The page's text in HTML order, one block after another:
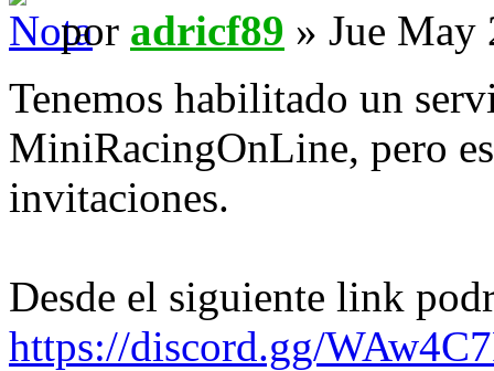
por adricf89 » Jue May
Tenemos habilitado un
MiniRacingOnLine, pero
invitaciones.
Desde el siguiente link
https://discord.gg/